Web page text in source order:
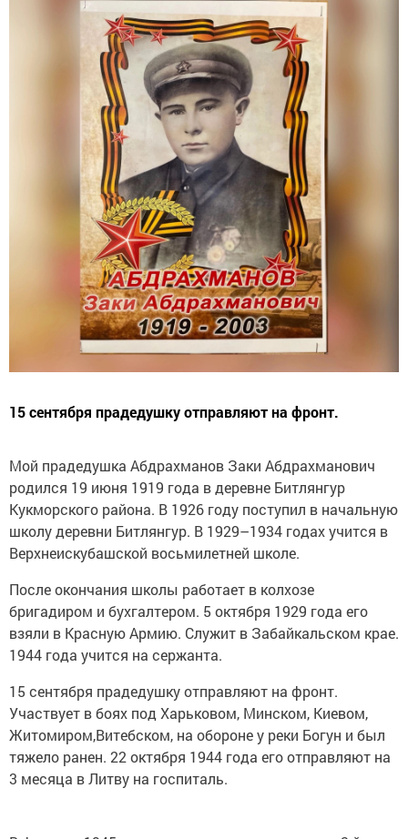
15 сентября прадедушку отправляют на фронт.
Мой прадедушка Абдрахманов Заки Абдрахманович
родился 19 июня 1919 года в деревне Битлянгур
Кукморского района. В 1926 году поступил в начальную
школу деревни Битлянгур. В 1929–1934 годах учится в
Верхнеискубашской восьмилетней школе.
После окончания школы работает в колхозе
бригадиром и бухгалтером. 5 октября 1929 года его
взяли в Красную Армию. Служит в Забайкальском крае.
1944 года учится на сержанта.
15 сентября прадедушку отправляют на фронт.
Участвует в боях под Харьковом, Минском, Киевом,
Житомиром,Витебском, на обороне у реки Богун и был
тяжело ранен. 22 октября 1944 года его отправляют на
3 месяца в Литву на госпиталь.